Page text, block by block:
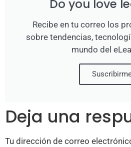
Do you love
Recibe en tu correo los
sobre tendencias,
mundo del
Deja una
Tu dirección de correo